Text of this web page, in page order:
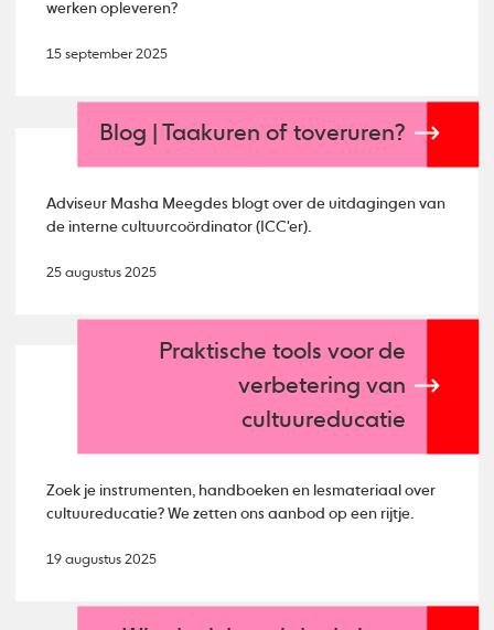
werken opleveren?
15 september 2025
Blog | Taakuren of toveruren?
Adviseur Masha Meegdes blogt over de uitdagingen van
de interne cultuurcoördinator (ICC'er).
25 augustus 2025
Praktische tools voor de
verbetering van
cultuureducatie
Zoek je instrumenten, handboeken en lesmateriaal over
cultuureducatie? We zetten ons aanbod op een rijtje.
19 augustus 2025